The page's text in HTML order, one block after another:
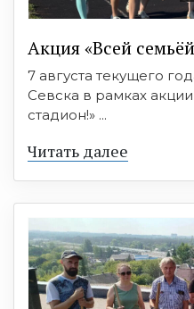
Акция «Всей
7 августа текущего
Севска в рамках
стадион!» ...
Читать далее